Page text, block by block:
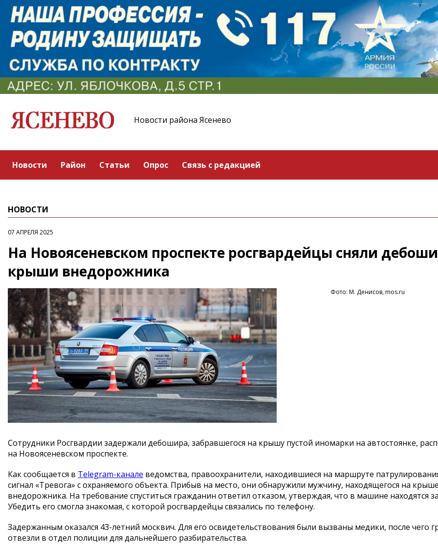
Новости района Ясенево
Новости Район Статьи Опрос Связь с редакцией
НОВОСТИ
07 АПРЕЛЯ 2025
На Новоясеневском проспекте росгвардейцы сняли
крыши внедорожника
Фото: М. Денисов, mos.ru
Сотрудники Росгвардии задержали дебошира, забравшегося на крышу пустой иномарки на автостоянке,
на Новоясеневском проспекте.
Как сообщается в Telegram-канале ведомства, правоохранители, находившиеся на маршруте
сигнал «Тревога» с охраняемого объекта. Прибыв на место, они обнаружили мужчину, находящегося на
внедорожника. На требование спуститься гражданин ответил отказом, утверждая, что в машине находятся
Убедить его смогла знакомая, с которой росгвардейцы связались по телефону.
Задержанным оказался 43-летний москвич. Для его освидетельствования были вызваны медики, после чего
отвезли в отдел полиции для дальнейшего разбирательства.